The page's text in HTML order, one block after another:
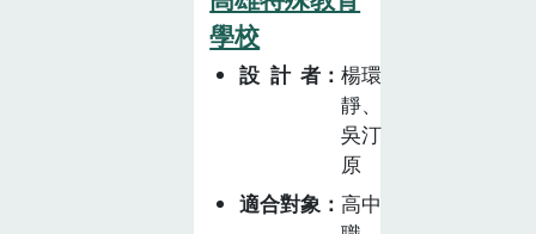
過將環保行動融
入日常生活中，
學生不僅能夠實
踐健康飲食與環
境保護，更能成
為推動永續發展
的積極參與者。
芳苑海牛認識彰
化縣第一個「傳
統知識與實踐」
類別的無形文化
資產:芳苑海牛
用探究式教學，
引導學生從宏觀
探索世界各國年
菜的飲食文化，
到微觀蒐集中國
年菜的飲食文化
與其代表的文化
學校
設計者
楊環
靜、
吳汀
原
適合對象
高中